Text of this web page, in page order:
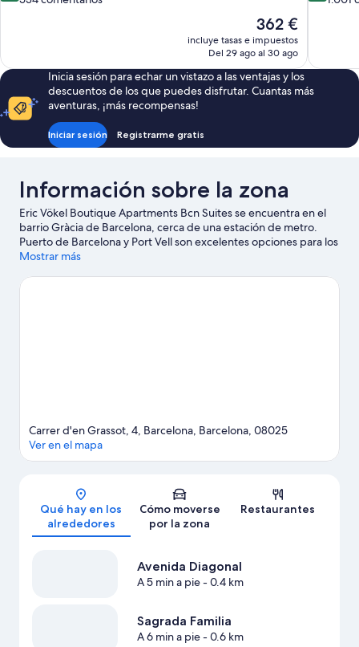
El
precio
actual
de
362 €
362 €
incluye tasas e impuestos
Del 29 ago al 30 ago
Inicia sesión para echar un vistazo a las ventajas y los
descuentos de los que puedes disfrutar. Cuantas más
aventuras, ¡más recompensas!
Iniciar sesión Registrarme gratis
Información sobre la zona
Eric Vökel Boutique Apartments Bcn Suites se encuentra en el
barrio Gràcia de Barcelona, cerca de una estación de metro.
Puerto de Barcelona y Port Vell son excelentes opciones para los
que buscan unas vacaciones activas, pero si prefieres
son lo que necesitas. ¿Te apetece disfrutar de un evento
Mostrar más
Mapa
Carrer d'en Grassot, 4, Barcelona, Barcelona, 08025
Ver en el mapa
Qué hay en los
alrededores
Cómo moverse
por la zona
Restaurantes
Avenida Diagonal
A 5 min a pie- 0.4 km
Sagrada Familia
A 6 min a pie- 0.6 km